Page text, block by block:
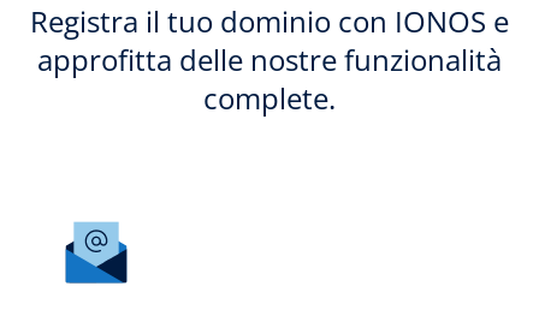
Registra il tuo dominio con IONOS e
approfitta delle nostre funzionalità
complete.